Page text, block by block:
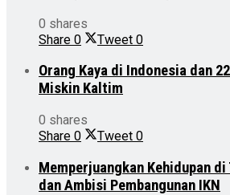
0 shares
Share 0 Tweet 0
Orang Kaya di Indonesia dan
Miskin Kaltim
0 shares
Share 0 Tweet 0
Memperjuangkan Kehidupan
dan Ambisi Pembangunan IKN